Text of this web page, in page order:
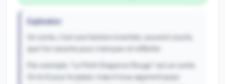
Explication
que l'on raconte pour s'amuser et réfléchir.
Par exemple, "Le Petit Chaperon Rouge" est un conte.
On le lit pour le plaisir, mais il nous apprend aussi